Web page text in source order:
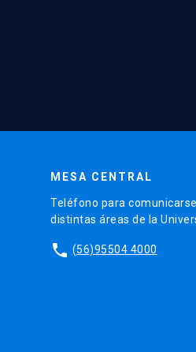
MESA CENTRAL
Teléfono para
distintas áreas de la
phone (56)95504 4000